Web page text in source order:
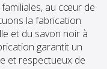
au cœur de
la fabrication
et du savon noir à
garantit un
et respectueux de